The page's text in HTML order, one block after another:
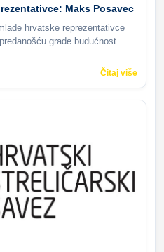
Maks Posavec
hrvatske reprezentativce
grade budućnost
Čitaj više